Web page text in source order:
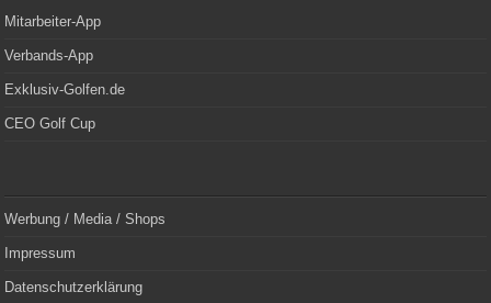
Mitarbeiter-App
Verbands-App
Exklusiv-Golfen.de
CEO Golf Cup
Werbung / Media / Shops
Impressum
Datenschutzerklärung